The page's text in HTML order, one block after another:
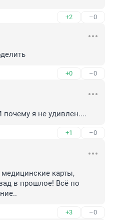
+2 –0
+0 –0
я не удивлен....
+1 –0
карты,
в прошлое! Всё по
+3 –0